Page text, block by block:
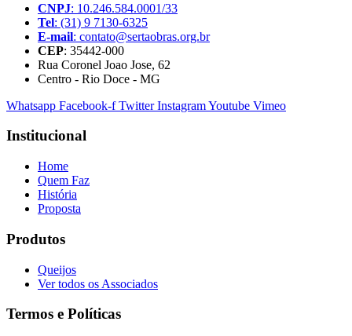
CNPJ: 10.246.584.0001/33
Tel: (31) 9 7130-6325
E-mail: contato@sertaobras.org.br
CEP: 35442-000
Rua Coronel Joao Jose, 62
Centro - Rio Doce - MG
Whatsapp Facebook-f Twitter InstagramYoutube Vimeo
Institucional
Home
Quem Faz
História
Proposta
Produtos
Queijos
Ver todos os Associados
Termos e Políticas